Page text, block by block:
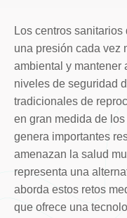
Los centros
una presión cada vez
ambiental y mantener
niveles de seguridad
tradicionales de
en gran medida de
genera importantes
amenazan la salud
representa una
aborda estos retos
que ofrece una